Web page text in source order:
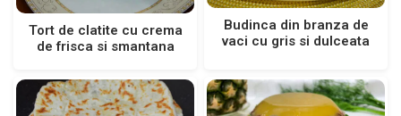
Tort de clatite cu crema
de frisca si smantana
Budinca din branza de
vaci cu gris si dulceata